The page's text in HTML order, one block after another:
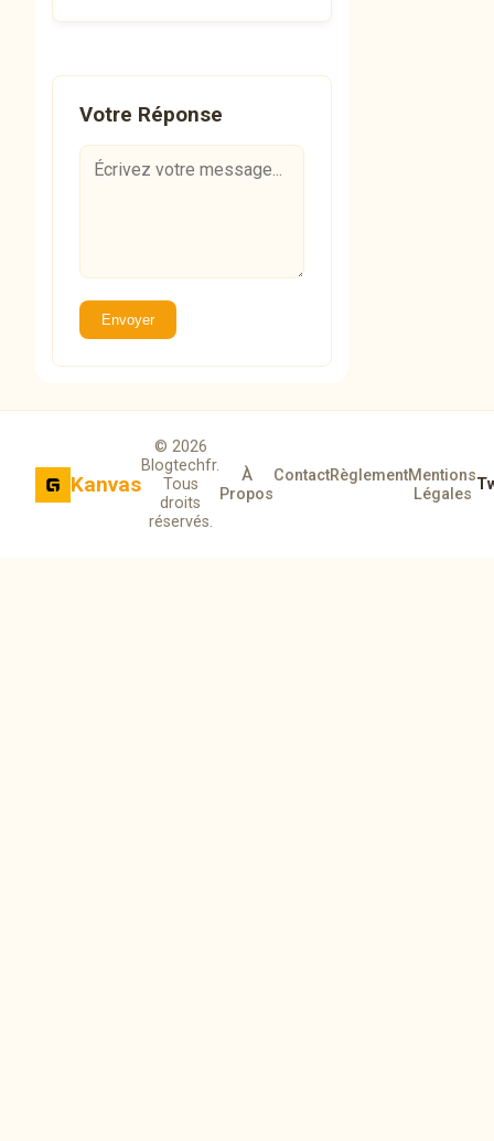
Votre Réponse
Envoyer
Kanvas
© 2026
Blogtechfr.
Tous
droits
réservés.
À
Propos
ContactRèglementMentions
Légales